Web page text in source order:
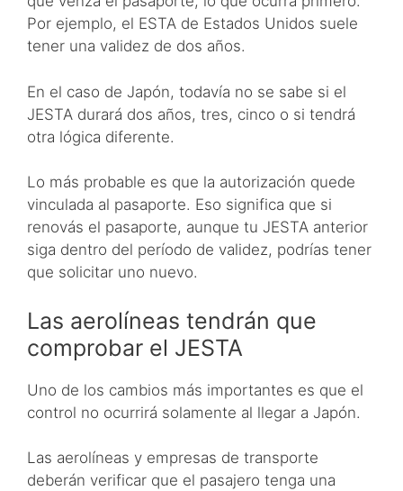
Por ejemplo, el ESTA de Estados Unidos suele
tener una validez de dos años.
En el caso de Japón, todavía no se sabe si el
JESTA durará dos años, tres, cinco o si tendrá
otra lógica diferente.
Lo más probable es que la autorización quede
vinculada al pasaporte. Eso significa que si
renovás el pasaporte, aunque tu JESTA anterior
siga dentro del período de validez, podrías tener
que solicitar uno nuevo.
Las aerolíneas tendrán que
comprobar el JESTA
Uno de los cambios más importantes es que el
control no ocurrirá solamente al llegar a Japón.
Las aerolíneas y empresas de transporte
deberán verificar que el pasajero tenga una